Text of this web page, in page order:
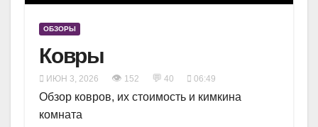
ОБЗОРЫ
Ковры
ИЮН 3, 2026 👁 152 💬 40 06:49
Обзор ковров, их стоимость и кимкина
комната